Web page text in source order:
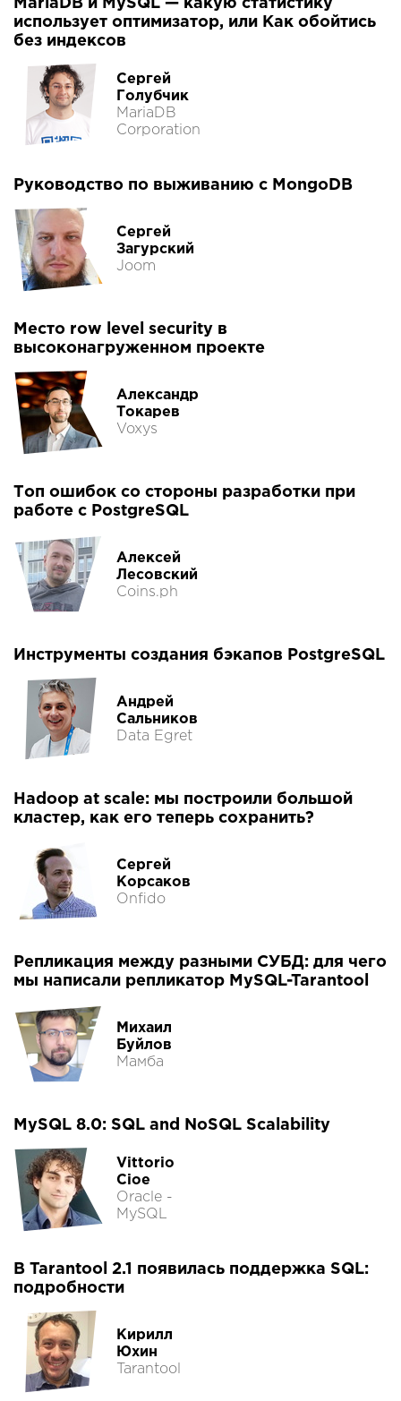
MariaDB и MySQL — какую статистику
использует оптимизатор, или Как обойтись
без индексов
Сергей
Голубчик
MariaDB
Corporation
Руководство по выживанию с MongoDB
Сергей
Загурский
Joom
Место row level security в
высоконагруженном проекте
Александр
Токарев
Voxys
Топ ошибок со стороны разработки при
работе с PostgreSQL
Алексей
Лесовский
Coins.ph
Инструменты создания бэкапов PostgreSQL
Андрей
Сальников
Data Egret
Hadoop at scale: мы построили большой
кластер, как его теперь сохранить?
Сергей
Корсаков
Onfido
Репликация между разными СУБД: для чего
мы написали репликатор MySQL-Tarantool
Михаил
Буйлов
Мамба
MySQL 8.0: SQL and NoSQL Scalability
Vittorio
Cioe
Oracle -
MySQL
В Tarantool 2.1 появилась поддержка SQL:
подробности
Кирилл
Юхин
Tarantool